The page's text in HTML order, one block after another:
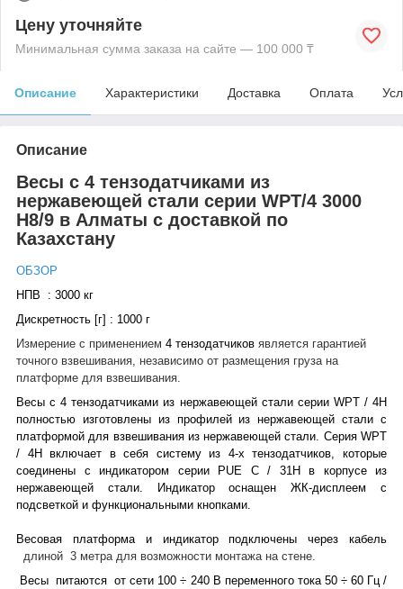
Цену уточняйте
Минимальная сумма заказа на сайте — 100 000 ₸
Описание Характеристики Доставка Оплата
Описание
Весы с 4 тензодатчиками из
нержавеющей стали серии WPT/4 3000
H8/9 в Алматы с доставкой по
Казахстану
ОБЗОР
НПВ : 3000 кг
Дискретность [г] : 1000 г
Измерение с применением 4 тензодатчиков является гарантией
точного взвешивания, независимо от размещения груза на
платформе для взвешивания.
Весы с 4 тензодатчиками из нержавеющей стали серии WPT / 4H
полностью изготовлены из профилей из нержавеющей стали с
платформой для взвешивания из нержавеющей стали. Серия WPT
/ 4H включает в себя систему из 4-х тензодатчиков, которые
соединены с индикатором серии PUE C / 31H в корпусе из
нержавеющей стали. Индикатор оснащен ЖК-дисплеем с
подсветкой и функциональными кнопками.
Весовая платформа и индикатор подключены через кабель
длиной 3 метра для возможности монтажа на стене.
Весы питаются от сети 100 ÷ 240 В переменного тока 50 ÷ 60 Гц /